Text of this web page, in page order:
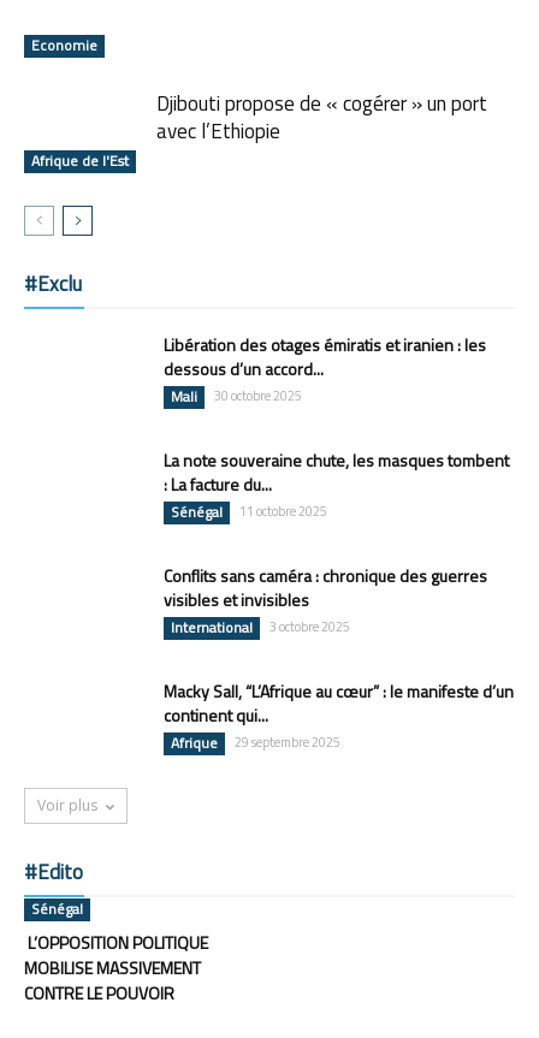
Economie
Afrique de l'Est
Djibouti propose de « cogérer » un port
avec l’Ethiopie
#Exclu
Libération des otages émiratis et iranien : les
dessous d’un accord...
Mali 30 octobre 2025
La note souveraine chute, les masques tombent
: La facture du...
Sénégal 11 octobre 2025
Conflits sans caméra : chronique des guerres
visibles et invisibles
International 3 octobre 2025
Macky Sall, “L’Afrique au cœur” : le manifeste d’un
continent qui...
Afrique 29 septembre 2025
Voir plus
#Edito
Sénégal
L’OPPOSITION POLITIQUE
MOBILISE MASSIVEMENT
CONTRE LE POUVOIR